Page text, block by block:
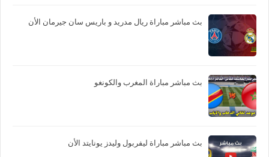
بث مباشر مباراة ريال مدريد و باريس سان جيرمان الأن
بث مباشر مباراة المغرب والكونغو
بث مباشر مباراة ليفربول وليدز يونايتد الأن